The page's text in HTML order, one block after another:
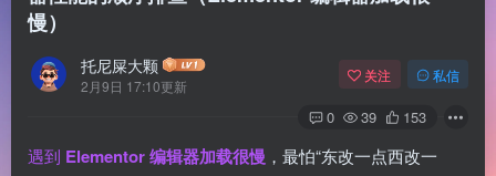
慢）
托尼屎大颗
2月9日 17:10更新
关注 私信
0 39 153
遇到 Elementor 编辑器加载很慢 ，最怕“东改一点西改一